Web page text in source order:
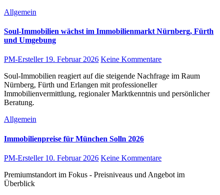
Allgemein
Soul-Immobilien wächst im Immobilienmarkt Nürnberg, Fürth
und Umgebung
PM-Ersteller 19. Februar 2026 Keine Kommentare
Soul-Immobilien reagiert auf die steigende Nachfrage im Raum
Nürnberg, Fürth und Erlangen mit professioneller
Immobilienvermittlung, regionaler Marktkenntnis und persönlicher
Beratung.
Allgemein
Immobilienpreise für München Solln 2026
PM-Ersteller 10. Februar 2026 Keine Kommentare
Premiumstandort im Fokus - Preisniveaus und Angebot im
Überblick